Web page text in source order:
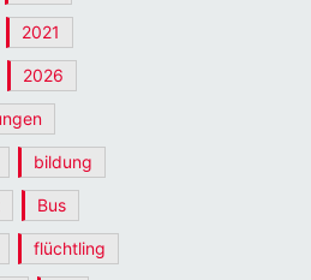
2021
2026
bildung
Bus
flüchtling